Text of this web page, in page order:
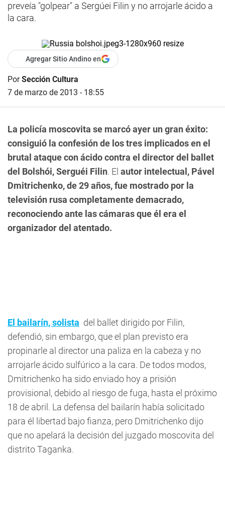
preveía "golpear" a Sergúei Filin y no arrojarle ácido a
la cara.
Agregar Sitio Andino en
PorSección Cultura
7 de marzo de 2013 - 18:55
La policía moscovita se marcó ayer un gran éxito:
consiguió la confesión de los tres implicados en el
brutal ataque con ácido contra el director del ballet
del Bolshói, Serguéi Filin. El autor intelectual, Pável
Dmitrichenko, de 29 años, fue mostrado por la
televisión rusa completamente demacrado,
reconociendo ante las cámaras que él era el
organizador del atentado.
El bailarín, solista del ballet dirigido por Filin,
defendió, sin embargo, que el plan previsto era
propinarle al director una paliza en la cabeza y no
arrojarle ácido sulfúrico a la cara. De todos modos,
Dmitrichenko ha sido enviado hoy a prisión
provisional, debido al riesgo de fuga, hasta el próximo
18 de abril. La defensa del bailarín había solicitado
para él libertad bajo fianza, pero Dmitrichenko dijo
que no apelará la decisión del juzgado moscovita del
distrito Taganka.